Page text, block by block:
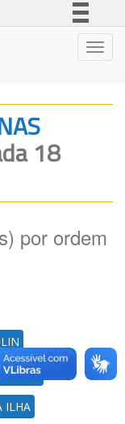
Canais 18
por ordem
ILHA